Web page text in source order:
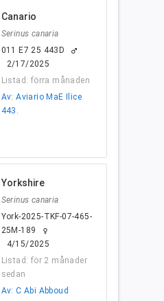
Canario
Serinus canaria
011 E7 25 443D
male
2/17/2025
Listad: förra månaden
Av: Aviario MaE Ilice
443.
Yorkshire
Serinus canaria
York-2025-TKF-07-465-
25M-189
female
4/15/2025
Listad: för 2 månader
sedan
Av: C Abi Abboud